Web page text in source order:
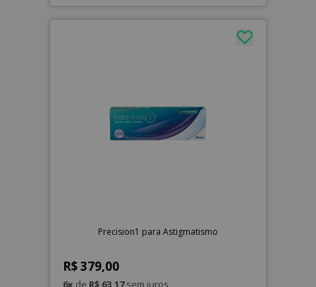
Precision1 para Astigmatismo
R$ 379,00
6x de R$ 63,17sem juros